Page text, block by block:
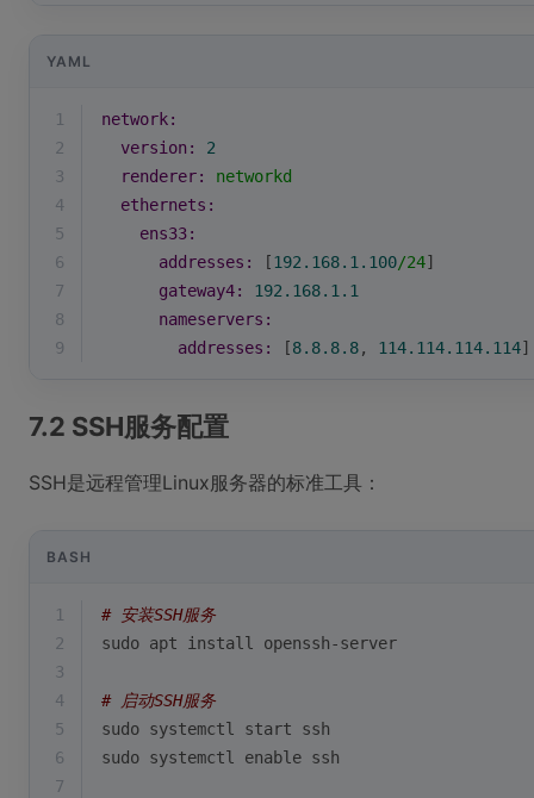
YAML
1
network:
2
version:
2
3
renderer:
networkd
4
ethernets:
5
ens33:
6
addresses: [192.168.1 .100/24]
7
gateway4: 192.168.1 .1
8
nameservers:
9
addresses: [8.8.8.8, 114.114.114.114]
7.2 SSH服务配置
SSH是远程管理Linux服务器的标准工具：
BASH
1
# 安装SSH服务
2
sudo apt install openssh-server
3
4
# 启动SSH服务
5
sudo systemctl start ssh
6
sudo systemctl enable ssh
7